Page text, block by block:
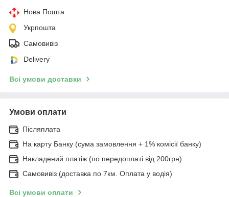
Нова Пошта
Укрпошта
Самовивіз
Delivery
Всі умови доставки
Умови оплати
Післяплата
На карту Банку (сума замовлення + 1% комісії банку)
Накладений платіж (по передоплаті від 200грн)
Самовивіз (доставка по 7км. Оплата у водія)
Всі умови оплати